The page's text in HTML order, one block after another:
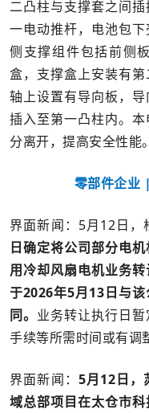
二凸柱与支撑套之间
一电动推杆，电池包
侧支撑组件包括前侧
盒，支撑盒上安装有
轴上设置有导向板，
插入至第一凸柱内。
分离开，提高安全性能。
零部件企
界面新闻：5月12日，
日确定将公司部分电
用冷却风扇电机业务
于2026年5月13日与
同。 业务转让执行日
手续等所需时间或有调
界面新闻： 5月12日，
域总部项目在太仓市科